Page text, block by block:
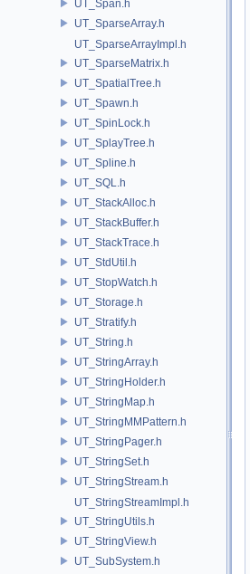
UT_Span.h
UT_SparseArray.h
UT_SparseArrayImpl.h
UT_SparseMatrix.h
UT_SpatialTree.h
UT_Spawn.h
UT_SpinLock.h
UT_SplayTree.h
UT_Spline.h
UT_SQL.h
UT_StackAlloc.h
UT_StackBuffer.h
UT_StackTrace.h
UT_StdUtil.h
UT_StopWatch.h
UT_Storage.h
UT_Stratify.h
UT_String.h
UT_StringArray.h
UT_StringHolder.h
UT_StringMap.h
UT_StringMMPattern.h
UT_StringPager.h
UT_StringSet.h
UT_StringStream.h
UT_StringStreamImpl.h
UT_StringUtils.h
UT_StringView.h
UT_SubSystem.h